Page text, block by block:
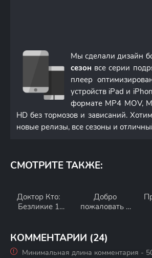
Мы сделали дизайн
сезон все серии
плеер
устройств iPad и
формате MP4 MOV,
HD без тормозов и зависаний.
новые релизы, все сезоны и
СМОТРИТЕ ТАКЖЕ:
Доктор Кто:
Безликие 1
Добро
пожаловать в
КОММЕНТАРИИ (24)
Минимальная длина комментария -